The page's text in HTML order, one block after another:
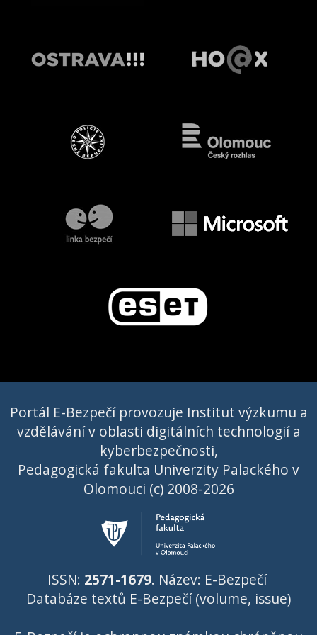
Portál E-Bezpečí provozuje Institut výzkumu a
vzdělávání v oblasti digitálních technologií a
kyberbezpečnosti,
Pedagogická fakulta Univerzity Palackého v
Olomouci (c) 2008-2026
ISSN: 2571-1679. Název: E-Bezpečí
Databáze textů E-Bezpečí (volume, issue)